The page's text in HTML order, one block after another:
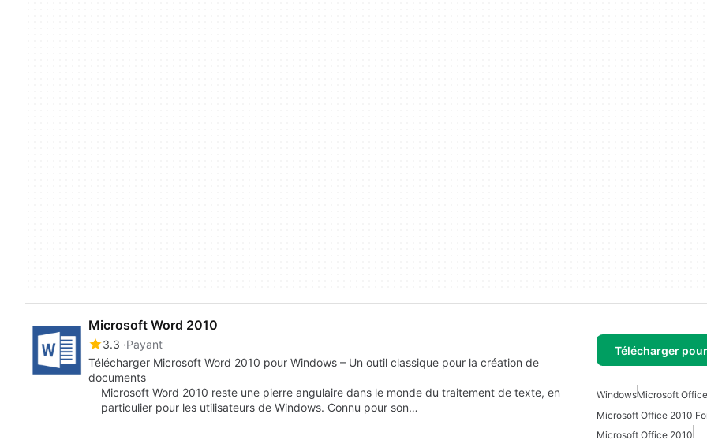
Microsoft Word 2010
3.3 Payant
Télécharger Microsoft Word 2010 pour Windows – Un outil classique pour la création de
documents
Télécharger
Microsoft Word 2010 reste une pierre angulaire dans le monde du traitement de texte, en
particulier pour les utilisateurs de Windows. Connu pour son…
WindowsMicrosoft
Microsoft Office 2010
Microsoft Office 2010